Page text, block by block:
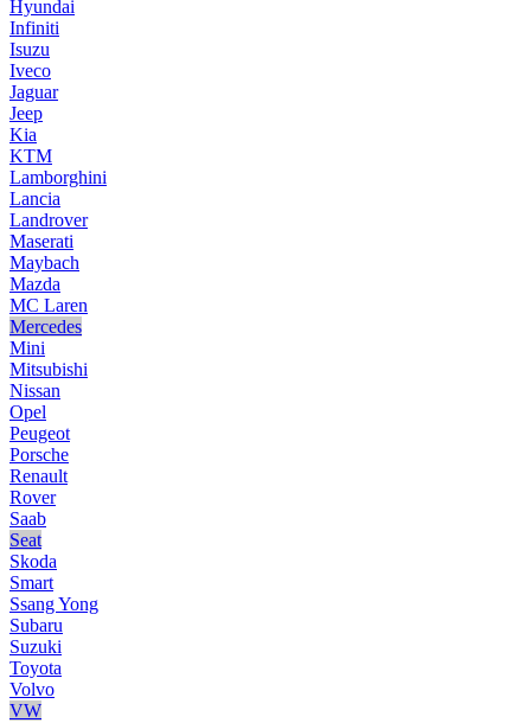
Hyundai
Infiniti
Isuzu
Iveco
Jaguar
Jeep
Kia
KTM
Lamborghini
Lancia
Landrover
Maserati
Maybach
Mazda
MC Laren
Mercedes
Mini
Mitsubishi
Nissan
Opel
Peugeot
Porsche
Renault
Rover
Saab
Seat
Skoda
Smart
Ssang Yong
Subaru
Suzuki
Toyota
Volvo
VW